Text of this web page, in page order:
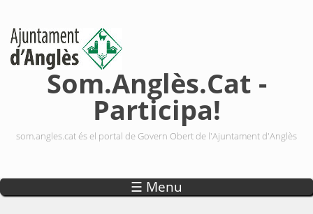
Som.Anglès.Cat -
Participa!
som.angles.cat és el portal de Govern Obert de l'Ajuntament d'Anglès
☰ Menu